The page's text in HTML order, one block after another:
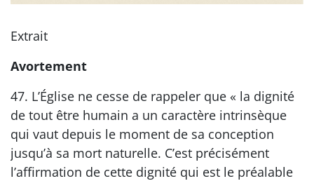
Extrait
Avortement
47. L’Église ne cesse de rappeler que « la dignité
de tout être humain a un caractère intrinsèque
qui vaut depuis le moment de sa conception
jusqu’à sa mort naturelle. C’est précisément
l’affirmation de cette dignité qui est le préalable